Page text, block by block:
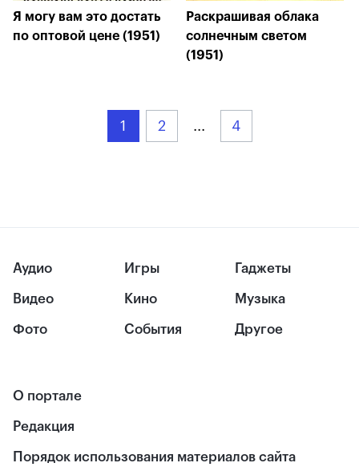
Я могу вам это достать
по оптовой цене (1951)
Раскрашивая облака
солнечным светом
(1951)
1 2 ... 4
Аудио
Видео
Фото
Игры
Кино
События
Гаджеты
Музыка
Другое
О портале
Редакция
Порядок использования материалов сайта